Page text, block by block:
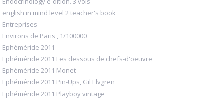
english in mind level 2 teacher's book
Entreprises
Environs de Paris , 1/100000
Ephéméride 2011
Ephéméride 2011 Les dessous de chefs-d'oeuvre
Ephéméride 2011 Monet
Ephéméride 2011 Pin-Ups, Gil Elvgren
Ephéméride 2011 Playboy vintage